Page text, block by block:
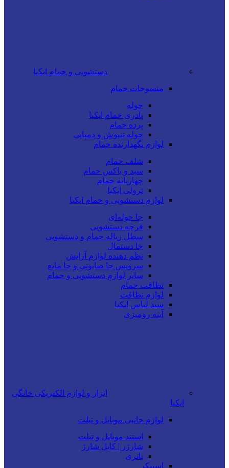
دستشویی و حمام ایکیا
منسوجات حمام
حوله
پادری حمام ایکیا
پرده حمام
حوله تنپوش و دمپایی
لوازم نگهدارنده حمام
شلف حمام
سبد و باکس حمام
چهارپایه حمام
ترولی ایکیا
لوازم دستشویی و حمام ایکیا
جا حوله‌ای
فرچه دستشویی
سطل زباله حمام و دستشویی
جا دستمال
نظم دهنده لوازم آرایش
سرویس جا صابونی و جا مایع
سایر لوازم دستشویی و حمام
نظافت حمام
لوازم نظافت
سبد لباس ایکیا
آینه رومیزی
ابزار و لوازم الکتریکی خانگی
ایکیا
لوازم جانبی موبایل و تبلت
استند موبایل و تبلت
شارژر | کابل شارژ
باتری
اسپیکر